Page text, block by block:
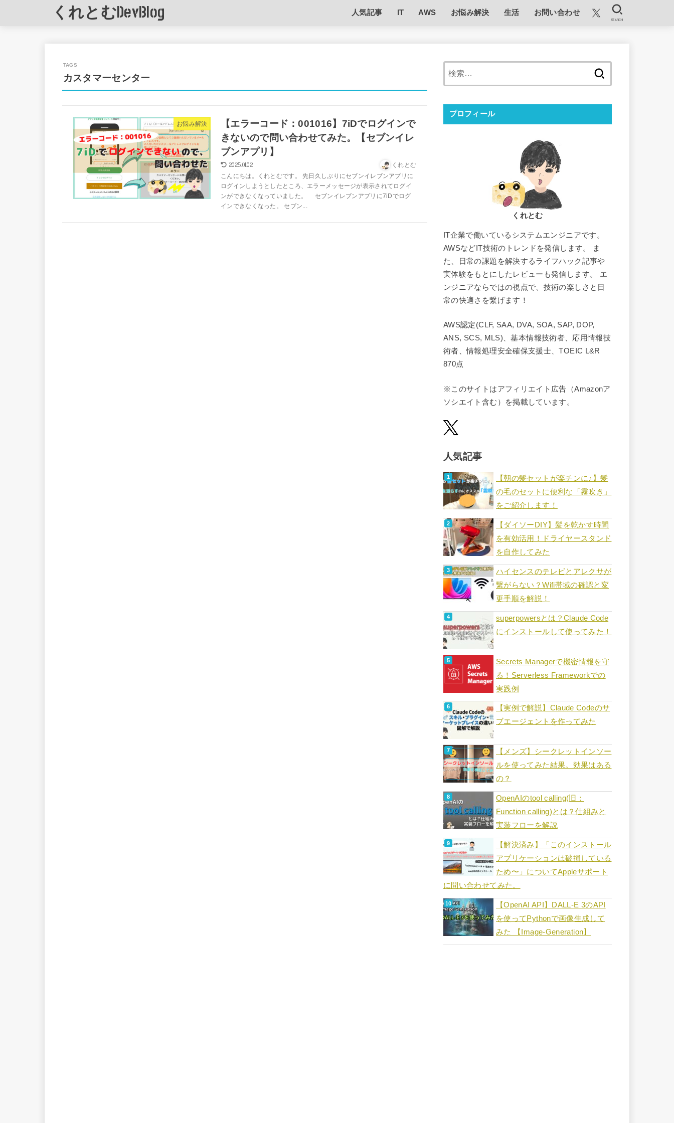
くれとむDevBlog 人気記事 IT AWS お悩み解決 生活 お問い合わせ
SEARCH
カスタマーセンター
お悩み解決
【エラーコード：001016】7iDでログインで
きないので問い合わせてみた。【セブンイレ
ブンアプリ】
2025.01.02 くれとむ
こんにちは。くれとむです。 先日久しぶりにセブンイレブンアプリに
ログインしようとしたところ、エラーメッセージが表示されてログイ
ンができなくなっていました。 セブンイレブンアプリに7iDでログ
インできなくなった。 セブン...
プロフィール
くれとむ
IT企業で働いているシステムエンジニアです。
AWSなどIT技術のトレンドを発信します。 ま
た、日常の課題を解決するライフハック記事や
実体験をもとにしたレビューも発信します。 エ
ンジニアならではの視点で、技術の楽しさと日
常の快適さを繋げます！
AWS認定(CLF, SAA, DVA, SOA, SAP, DOP,
ANS, SCS, MLS)、基本情報技術者、応用情報技
術者、情報処理安全確保支援士、TOEIC L&R
870点
※このサイトはアフィリエイト広告（Amazonア
ソシエイト含む）を掲載しています。
人気記事
【朝の髪セットが楽チンに♪】髪
の毛のセットに便利な「霧吹き」
をご紹介します！
【ダイソーDIY】髪を乾かす時間
を有効活用！ドライヤースタンド
を自作してみた
ハイセンスのテレビとアレクサが
繋がらない？Wifi帯域の確認と変
更手順を解説！
superpowersとは？Claude Code
にインストールして使ってみた！
Secrets Managerで機密情報を守
る！Serverless Frameworkでの
実践例
【実例で解説】Claude Codeのサ
ブエージェントを作ってみた
【メンズ】シークレットインソー
ルを使ってみた結果。効果はある
の？
OpenAIのtool calling(旧：
Function calling)とは？仕組みと
実装フローを解説
【解決済み】「このインストール
アプリケーションは破損している
ため〜」についてAppleサポート
に問い合わせてみた。
【OpenAI API】DALL-E 3のAPI
を使ってPythonで画像生成して
みた 【Image-Generation】